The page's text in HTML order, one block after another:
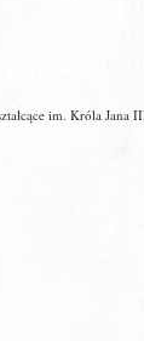
im. Króla Jana